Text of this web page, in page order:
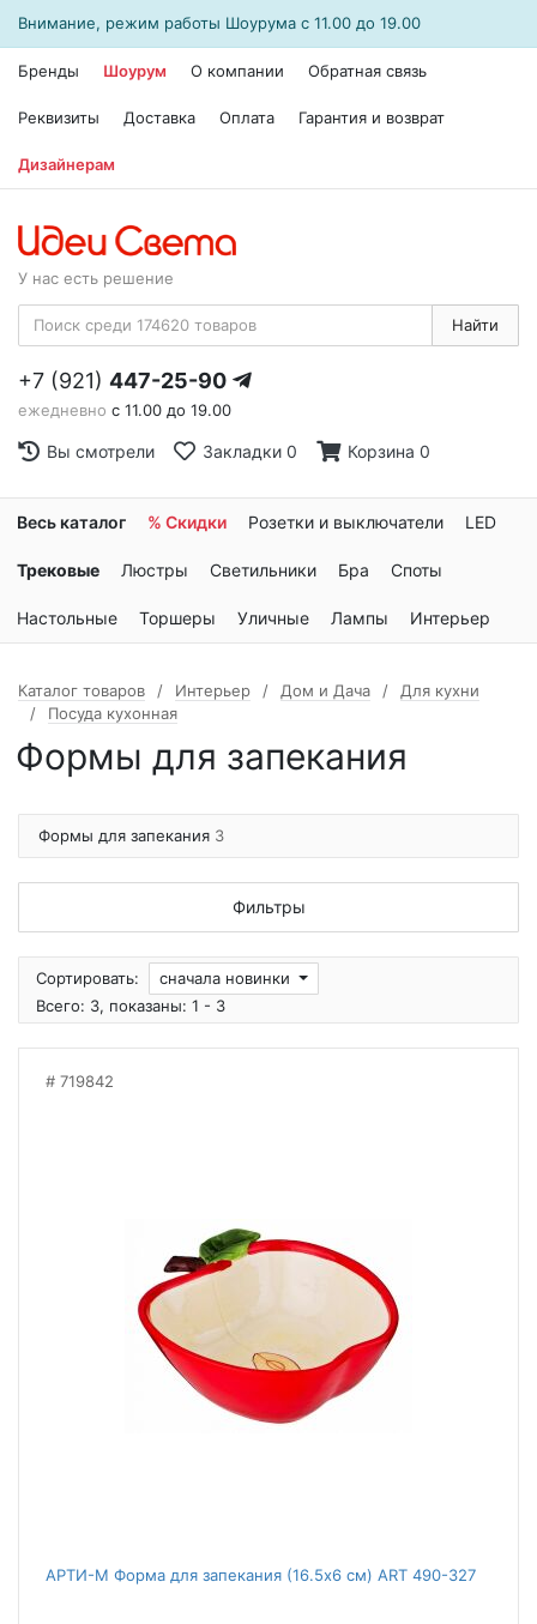
Внимание, режим работы Шоурума с 11.00 до 19.00
Бренды Шоурум О компании Обратная связь
Реквизиты Доставка Оплата Гарантия и возврат
Дизайнерам
У нас есть решение
Найти
+7 (921) 447-25-90
ежедневно с 11.00 до 19.00
Вы смотрели Закладки 0 Корзина 0
Весь каталог % Скидки Розетки и выключатели LED
Трековые Люстры Светильники Бра Споты
Настольные Торшеры Уличные Лампы Интерьер
Каталог товаров Интерьер Дом и Дача
Для кухни
Посуда кухонная
Формы для запекания
Формы для запекания 3
Фильтры
Сортировать:
сначала новинки
Всего: 3, показаны: 1 - 3
719842
АРТИ-М Форма для запекания (16.5x6 см) ART 490-327